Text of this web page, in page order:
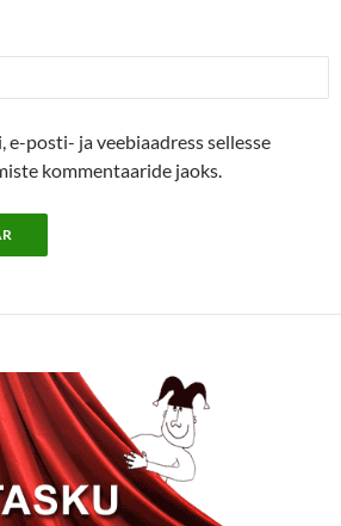
e-posti- ja veebiaadress sellesse
kommentaaride jaoks.